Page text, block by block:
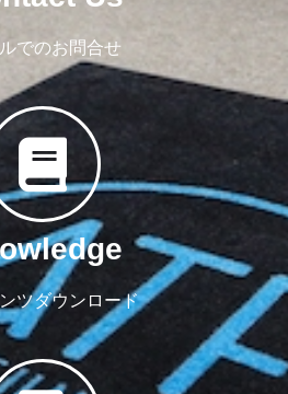
でのお問合せ
ツダウンロード